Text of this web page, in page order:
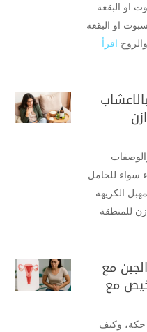
او البقعة
او البقعة
اقرأ
سواء للحامل
الكريهة
للمنطقة
مع
مع
حكة، وكيف